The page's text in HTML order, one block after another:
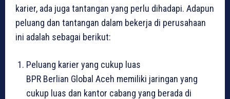
karier, ada juga tantangan yang perlu dihadapi. Adapun
peluang dan tantangan dalam bekerja di perusahaan
ini adalah sebagai berikut:
Peluang karier yang cukup luas
BPR Berlian Global Aceh memiliki jaringan yang
cukup luas dan kantor cabang yang berada di